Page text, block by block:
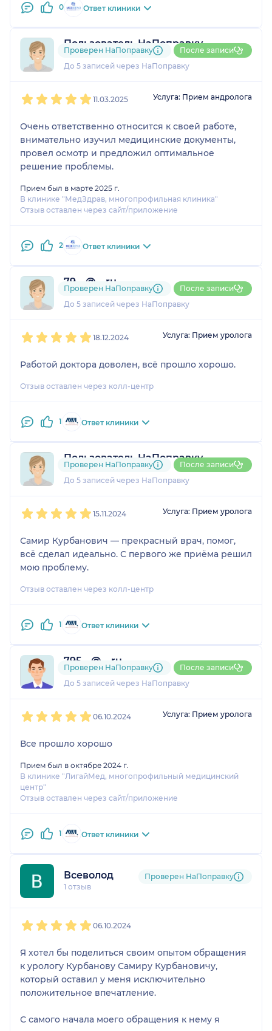
0 Ответ клиники
Пользователь НаПоправку
3 отзыва
До 5 записей через НаПоправку
Проверен НаПоправку После записи
11.03.2025 Услуга: Прием андролога
Очень ответственно относится к своей работе,
внимательно изучил медицинские документы,
провел осмотр и предложил оптимальное
решение проблемы.
Прием был в марте 2025 г.
В клинике "МедЗдрав, многопрофильная клиника"
Отзыв оставлен через сайт/приложение
2 Ответ клиники
79....@....ru
1 отзыв
До 5 записей через НаПоправку
Проверен НаПоправку После записи
18.12.2024 Услуга: Прием уролога
Работой доктора доволен, всё прошло хорошо.
Отзыв оставлен через колл-центр
1 Ответ клиники
Пользователь НаПоправку
1 отзыв
До 5 записей через НаПоправку
Проверен НаПоправку После записи
15.11.2024 Услуга: Прием уролога
Самир Курбанович — прекрасный врач, помог,
всё сделал идеально. С первого же приёма решил
мою проблему.
Отзыв оставлен через колл-центр
1 Ответ клиники
795....@....ru
2 отзыва
До 5 записей через НаПоправку
Проверен НаПоправку После записи
06.10.2024 Услуга: Прием уролога
Все прошло хорошо
Прием был в октябре 2024 г.
В клинике "ЛигайМед, многопрофильный медицинский
центр"
Отзыв оставлен через сайт/приложение
1 Ответ клиники
Всеволод
1 отзыв
Проверен НаПоправку
06.10.2024
Я хотел бы поделиться своим опытом обращения
к урологу Курбанову Самиру Курбановичу,
который оставил у меня исключительно
положительное впечатление.
С самого начала моего обращения к нему я